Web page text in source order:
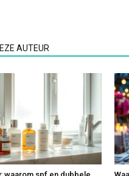
AUTEUR